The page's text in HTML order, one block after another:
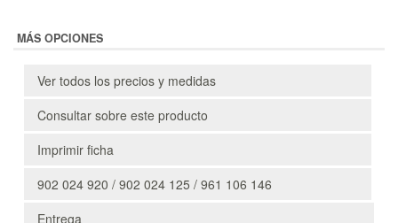
MÁS OPCIONES
Ver todos los precios y medidas
Consultar sobre este producto
Imprimir ficha
902 024 920 / 902 024 125 / 961 106 146
Entrega